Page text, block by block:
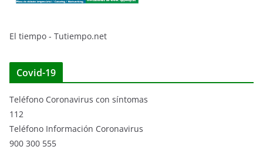
El tiempo - Tutiempo.net
Covid-19
Teléfono Coronavirus con síntomas
112
Teléfono Información Coronavirus
900 300 555